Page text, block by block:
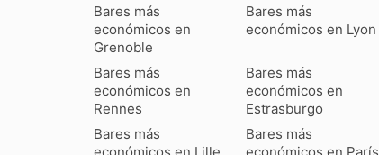
Bares más
económicos en
Grenoble
Bares más
económicos en Lyon
Bares más
económicos en
Rennes
Bares más
económicos en
Estrasburgo
Bares más
Bares más